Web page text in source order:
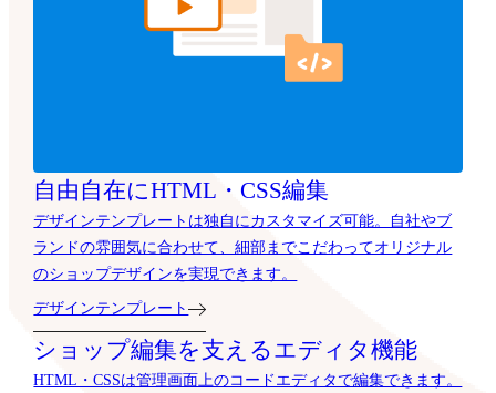
自由自在にHTML・CSS編集
デザインテンプレートは独自にカスタマイズ可能。自社やブ
ランドの雰囲気に合わせて、細部までこだわってオリジナル
のショップデザインを実現できます。
デザインテンプレート
ショップ編集を支えるエディタ機能
HTML・CSSは管理画面上のコードエディタで編集できます。